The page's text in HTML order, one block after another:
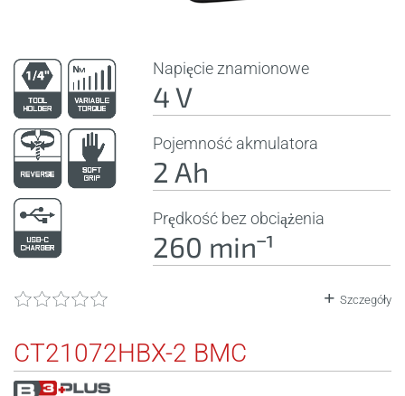
Napięcie znamionowe
4 V
Pojemność akmulatora
2 Ah
Prędkość bez obciążenia
260 minˉ¹
Szczegóły
CT21072HBX-2 BMC